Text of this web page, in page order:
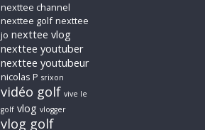
nexttee channel
nexttee golf nexttee
jo nexttee vlog
nexttee youtuber
nexttee youtubeur
nicolas P srixon
vidéo golf vive le
golf vlog vlogger
vlog golf